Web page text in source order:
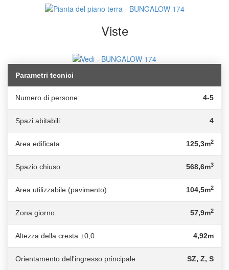
Viste
Parametri tecnici
Numero di persone: 4-5
Spazi abitabili: 4
Area edificata: 125,3m2
Spazio chiuso: 568,6m3
Area utilizzabile (pavimento): 104,5m2
Zona giorno: 57,9m2
Altezza della cresta ±0,0: 4,92m
Orientamento dell'ingresso principale: SZ, Z, S